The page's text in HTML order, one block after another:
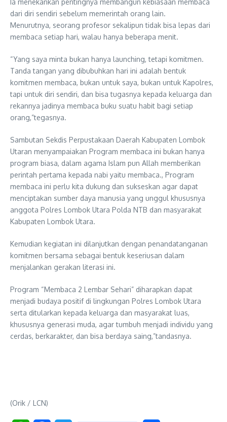
dari diri sendiri sebelum memerintah orang lain.
Menurutnya, seorang profesor sekalipun tidak bisa lepas dari
membaca setiap hari, walau hanya beberapa menit.
“Yang saya minta bukan hanya launching, tetapi komitmen.
Tanda tangan yang dibubuhkan hari ini adalah bentuk
komitmen membaca, bukan untuk saya, bukan untuk Kapolres,
tapi untuk diri sendiri, dan bisa tugasnya kepada keluarga dan
rekannya jadinya membaca buku suatu habit bagi setiap
orang,”tegasnya.
Sambutan Sekdis Perpustakaan Daerah Kabupaten Lombok
Utaran menyampaiakan Program membaca ini bukan hanya
program biasa, dalam agama Islam pun Allah memberikan
perintah pertama kepada nabi yaitu membaca., Program
membaca ini perlu kita dukung dan sukseskan agar dapat
menciptakan sumber daya manusia yang unggul khususnya
anggota Polres Lombok Utara Polda NTB dan masyarakat
Kabupaten Lombok Utara.
Kemudian kegiatan ini dilanjutkan dengan penandatanganan
komitmen bersama sebagai bentuk keseriusan dalam
menjalankan gerakan literasi ini.
Program “Membaca 2 Lembar Sehari” diharapkan dapat
menjadi budaya positif di lingkungan Polres Lombok Utara
serta ditularkan kepada keluarga dan masyarakat luas,
khususnya generasi muda, agar tumbuh menjadi individu yang
cerdas, berkarakter, dan bisa berdaya saing,”tandasnya.
(Orik / LCN)